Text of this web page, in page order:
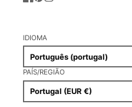
IDIOMA
Português (portugal)
PAÍS/REGIÃO
Portugal (EUR €)